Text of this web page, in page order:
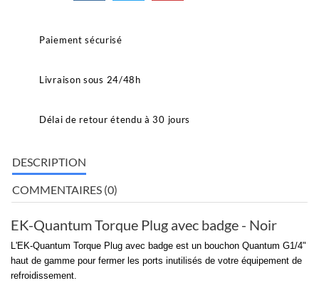
Paiement sécurisé
Livraison sous 24/48h
Délai de retour étendu à 30 jours
DESCRIPTION
COMMENTAIRES (0)
EK-Quantum Torque Plug avec badge - Noir
L'EK-Quantum Torque Plug avec badge est un bouchon Quantum G1/4"
haut de gamme pour fermer les ports inutilisés de votre équipement de
refroidissement.